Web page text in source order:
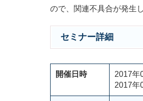
ので、関連不具合が発生
セミナー詳細
開催日時
2017年
2017年